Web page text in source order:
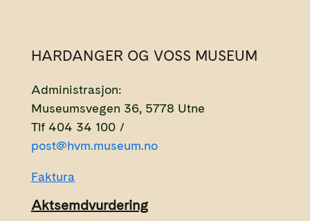
HARDANGER OG VOSS MUSEUM
Administrasjon:
Museumsvegen 36, 5778 Utne
Tlf 404 34 100 /
post@hvm.museum.no
Faktura
Aktsemdvurdering